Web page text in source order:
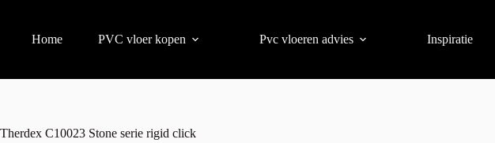
Home PVC vloer kopen Pvc vloeren advies Inspiratie
Therdex C10023 Stone serie rigid click